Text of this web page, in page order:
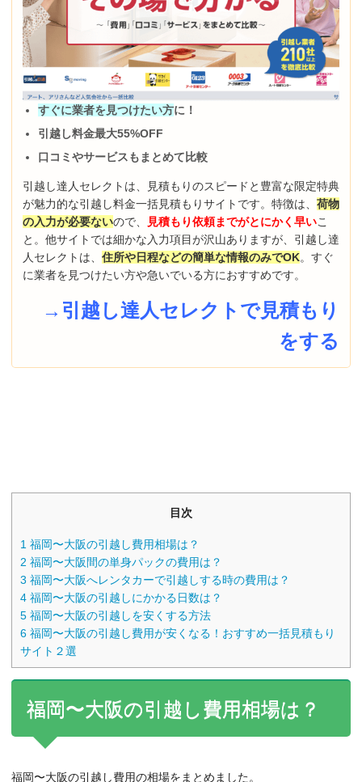
すぐに業者を見つけたい方に！
引越し料金最大55%OFF
口コミやサービスもまとめて比較
引越し達人セレクトは、見積もりのスピードと豊富な限定特典
が魅力的な引越し料金一括見積もりサイトです。特徴は、 荷物
の入力が必要ないので、 見積もり依頼までがとにかく早いこ
と。他サイトでは細かな入力項目が沢山ありますが、引越し達
人セレクトは、 住所や日程などの簡単な情報のみでOK。すぐ
に業者を見つけたい方や急いでいる方におすすめです。
→引越し達人セレクトで見積もり
をする
目次
1 福岡〜大阪の引越し費用相場は？
2 福岡〜大阪間の単身パックの費用は？
3 福岡〜大阪へレンタカーで引越しする時の費用は？
4 福岡〜大阪の引越しにかかる日数は？
5 福岡〜大阪の引越しを安くする方法
6 福岡〜大阪の引越し費用が安くなる！おすすめ一括見積もり
サイト２選
福岡〜大阪の引越し費用相場は？
福岡〜大阪の引越し費用の相場をまとめました。